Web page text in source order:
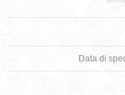
Data di